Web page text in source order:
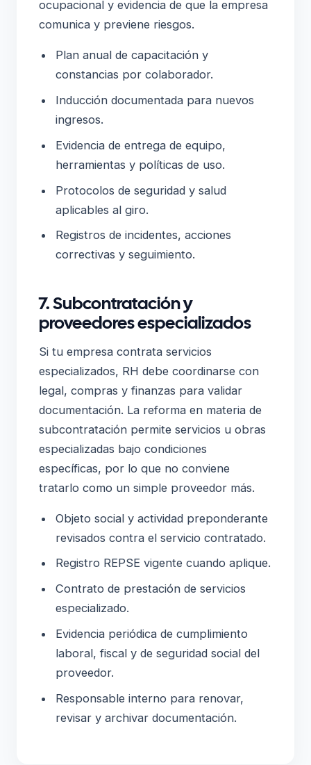
ocupacional y evidencia de que la empresa
comunica y previene riesgos.
Plan anual de capacitación y
constancias por colaborador.
Inducción documentada para nuevos
ingresos.
Evidencia de entrega de equipo,
herramientas y políticas de uso.
Protocolos de seguridad y salud
aplicables al giro.
Registros de incidentes, acciones
correctivas y seguimiento.
7. Subcontratación y
proveedores especializados
Si tu empresa contrata servicios
especializados, RH debe coordinarse con
legal, compras y finanzas para validar
documentación. La reforma en materia de
subcontratación permite servicios u obras
especializadas bajo condiciones
específicas, por lo que no conviene
tratarlo como un simple proveedor más.
Objeto social y actividad preponderante
revisados contra el servicio contratado.
Registro REPSE vigente cuando aplique.
Contrato de prestación de servicios
especializado.
Evidencia periódica de cumplimiento
laboral, fiscal y de seguridad social del
proveedor.
Responsable interno para renovar,
revisar y archivar documentación.